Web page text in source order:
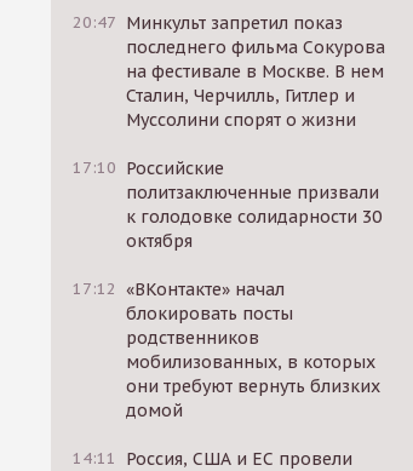
20:47 Минкульт запретил показ
последнего фильма Сокурова
на фестивале в Москве. В нем
Сталин, Черчилль, Гитлер и
Муссолини спорят о жизни
17:10 Российские
политзаключенные призвали
к голодовке солидарности 30
октября
17:12 «ВКонтакте» начал
блокировать посты
родственников
мобилизованных, в которых
они требуют вернуть близких
домой
14:11
Россия, США и ЕС провели